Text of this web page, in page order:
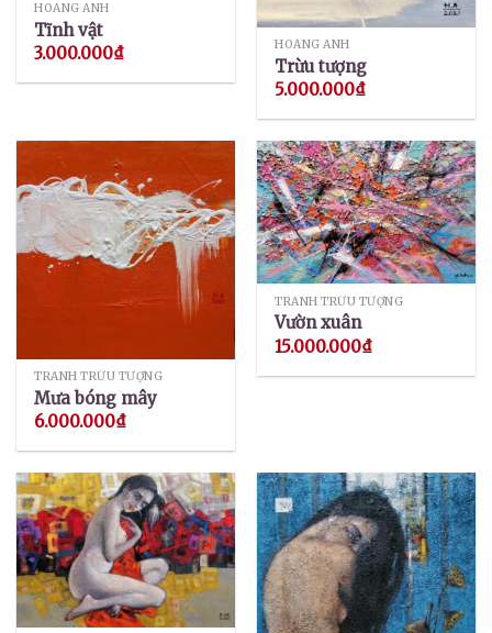
HOÀNG ANH
Tĩnh vật
3.000.000₫ HOÀNG ANH
Trừu tượng
5.000.000₫
TRANH TRỪU TƯỢNG
Mưa bóng mây
6.000.000₫
TRANH TRỪU TƯỢNG
Vườn xuân
15.000.000₫